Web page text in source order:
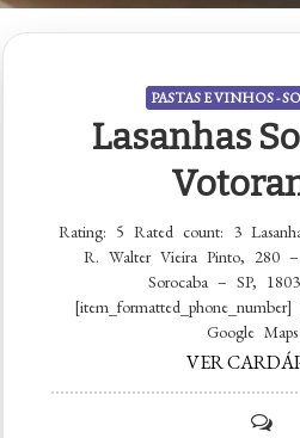
PASTAS E VINHOS -
Lasanhas
Rating: 5 Rated count: 3
R. Walter Vieira Pinto, 280
Sorocaba – SP,
Google
VER